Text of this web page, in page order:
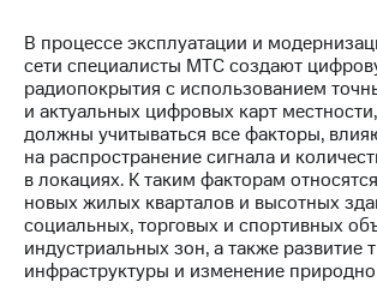
Новости
в
регионе
и акционерам
Корпоративное
управление
Корпоративный
секретарь
Раскрытие
В процессе эксплуатации и
сети специалисты МТС создают
радиопокрытия с использованием
и актуальных цифровых карт
должны учитываться все факторы,
на распространение сигнала и
в локациях. К таким факторам
новых жилых кварталов и высотных
социальных, торговых и спортивных
индустриальных зон, а также развитие
инфраструктуры и изменение